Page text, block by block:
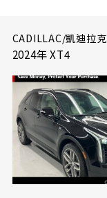
CADILLAC/凱迪拉克
2024年 XT4